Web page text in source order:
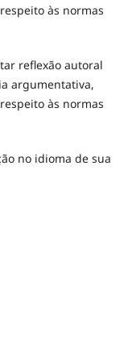
às normas
reflexão autoral
argumentativa,
às normas
no idioma de sua